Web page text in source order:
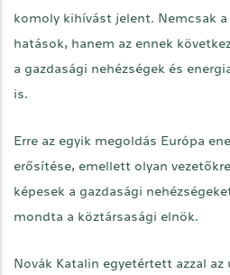
komoly kihívást jelent. Nemcsak
hatások, hanem az ennek
a gazdasági nehézségek és
is.
Erre az egyik megoldás Európa
erősítése, emellett olyan
képesek a gazdasági
mondta a köztársasági elnök.
Novák Katalin egyetértett azzal